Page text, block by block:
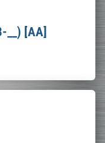
__) [AA]